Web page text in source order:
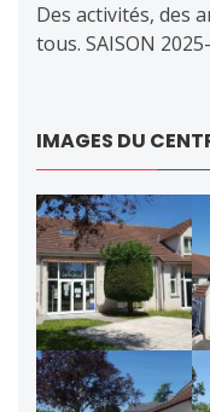
Des activités, des
tous. SAISON
IMAGES DU